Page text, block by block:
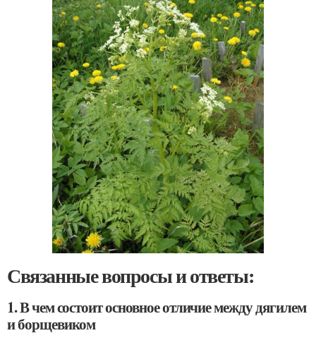
Связанные вопросы и ответы:
1. В чем состоит основное отличие между дягилем
и борщевиком